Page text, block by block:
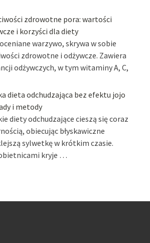
zdrowotne pora: wartości
i korzyści dla diety
warzywo, skrywa w sobie
zdrowotne i odżywcze. Zawiera
odżywczych, w tym witaminy A, C,
dieta odchudzająca bez efektu jojo
i metody
diety odchudzające cieszą się coraz
obiecując błyskawiczne
sylwetkę w krótkim czasie.
kryje …